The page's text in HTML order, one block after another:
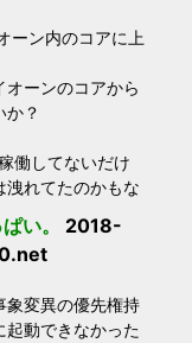
ーン内のコアに上
ーンのコアから
か？
働してないだけ
洩れてたのかもな
い。 2018-
象変異の優先権持
起動できなかった